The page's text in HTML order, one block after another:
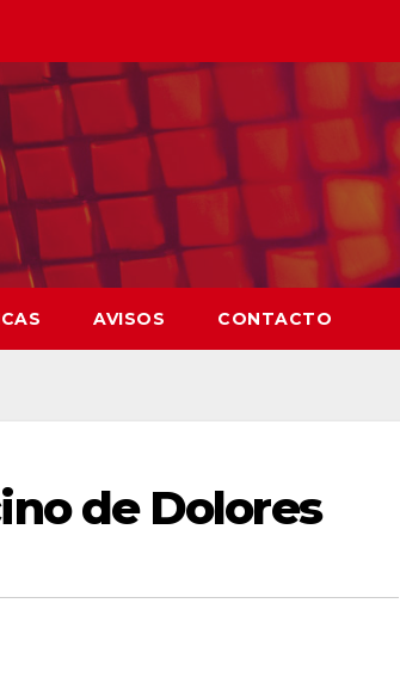
AVISOS CONTACTO
de Dolores